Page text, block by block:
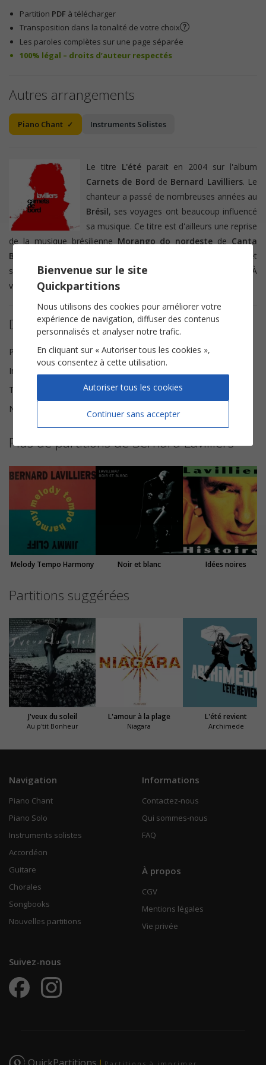
Partition PDF à télécharger
Transposition dans la tonalité de votre choix
Les paroles complètes sur une page séparée
100% légal – droits d’auteur respectés
Autres arrangements
Piano Chant Instruments Solistes
Le titre L'étéparait en 2004 sur l'album
Carnets de Bord de Bernard Lavilliers. Le
chanteur a passé de nombreuses années au
Brésil, ses voyages ont beaucoup influencé
sa musique. Ce titre est d'ailleurs une reprise
de la musique brésilienne Morango do nordeste de Canta
Bahia.
et
ses
interventions d'accordéontout au long de la chanson. À
vous de jouer avec notrepartition
Détails de la partition
Paroles et Musique
Afogados Walter D.
Instrumentation
Tonalité
Sol majeur
Nombre de pages
Plus de partitions de Bernard Lavilliers
Melody Tempo Harmony Noir et blanc Idées noires
Partitions suggérées
J'veux du soleil
Au p'tit Bonheur
L'amour à la plage
Niagara
L'été revient
Archimede
Navigation
Piano Chant
Piano Solo
Instruments solistes
Accordéon
Guitare
Chorales
Songbooks
Nouvelles partitions
Informations
Contactez-nous
Qui sommes-nous
FAQ
À propos
CGV
Mentions légales
Vie privée
Suivez-nous
Bienvenue sur le site
Quickpartitions
Nous utilisons des cookies pour améliorer votre
expérience de navigation, diffuser des contenus
personnalisés et analyser notre trafic.
En cliquant sur « Autoriser tous les cookies »,
vous consentez à cette utilisation.
Continuer sans accepter
Autoriser tous les cookies